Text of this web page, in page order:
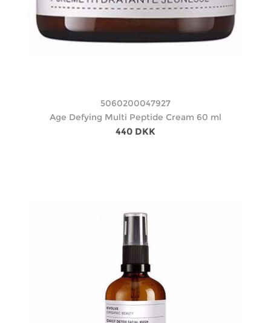
5060200047927
Age Defying Multi Peptide Cream 60 ml
440 DKK